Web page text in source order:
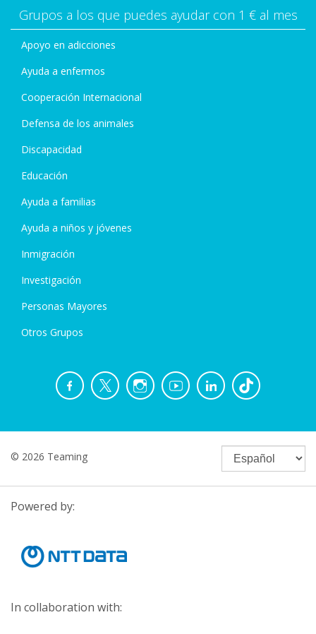
Grupos a los que puedes ayudar con 1 € al mes
Apoyo en adicciones
Ayuda a enfermos
Cooperación Internacional
Defensa de los animales
Discapacidad
Educación
Ayuda a familias
Ayuda a niños y jóvenes
Inmigración
Investigación
Personas Mayores
Otros Grupos
© 2026 Teaming
Powered by:
In collaboration with: